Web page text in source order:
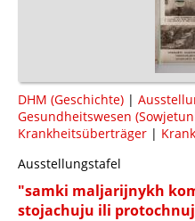
DHM (Geschichte) |
Gesundheitswesen
Krankheitsüberträger |
Ausstellungstafel
"samki maljarijnykh
stojachuju ili